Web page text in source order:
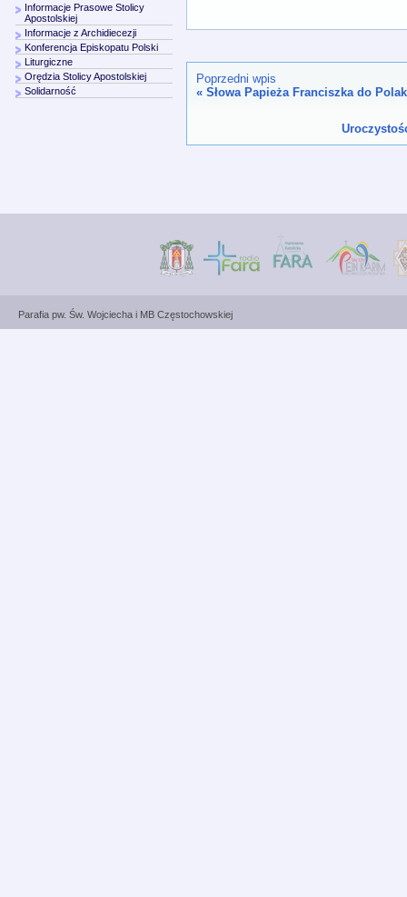
Poprzedni wpis
« Słowa Papieża Franciszka do
Informacje Prasowe Stolicy
Apostolskiej
Informacje z Archidiecezji
Konferencja Episkopatu Polski
Liturgiczne
Orędzia Stolicy Apostolskiej
Solidarność
Parafia pw. Św. Wojciecha i MB Częstochowskiej